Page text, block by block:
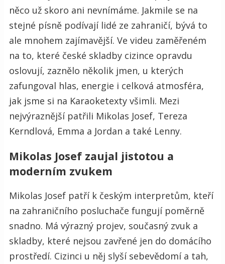
něco už skoro ani nevnímáme. Jakmile se na
stejné písně podívají lidé ze zahraničí, bývá to
ale mnohem zajímavější. Ve videu zaměřeném
na to, které české skladby cizince opravdu
oslovují, zaznělo několik jmen, u kterých
zafungoval hlas, energie i celková atmosféra,
jak jsme si na Karaoketexty všimli. Mezi
nejvýraznější patřili Mikolas Josef, Tereza
Kerndlová, Emma a Jordan a také Lenny.
Mikolas Josef zaujal jistotou a
moderním zvukem
Mikolas Josef patří k českým interpretům, kteří
na zahraničního posluchače fungují poměrně
snadno. Má výrazný projev, současný zvuk a
skladby, které nejsou zavřené jen do domácího
prostředí. Cizinci u něj slyší sebevědomí a tah,